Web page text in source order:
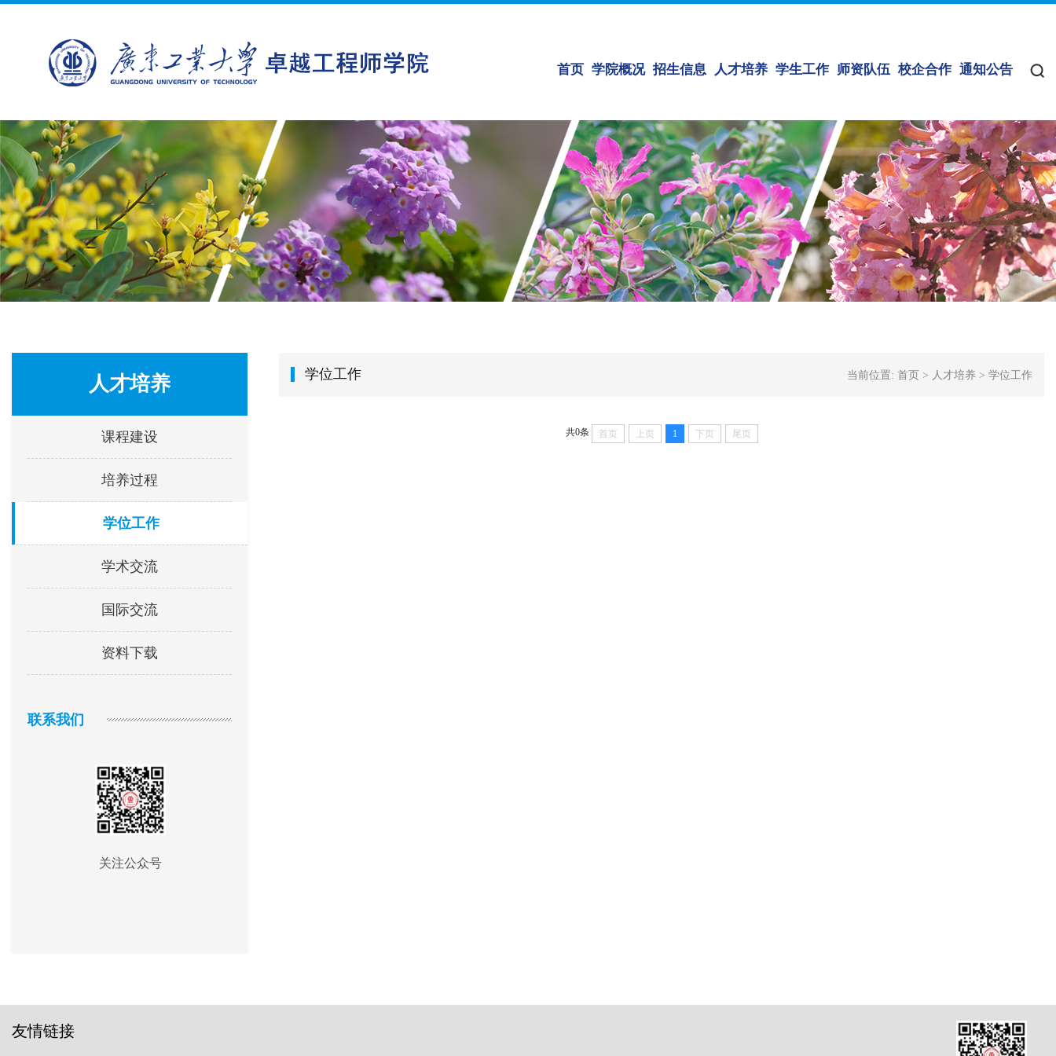
首页 学院概况 招生信息 人才培养 学生工作 师资队伍 校企合作 通知公告
人才培养
课程建设
培养过程
学位工作
学术交流
国际交流
资料下载
联系我们
关注公众号
学位工作 当前位置: 首页 > 人才培养 > 学位工作
共0条 首页 上页 1 下页 尾页
友情链接